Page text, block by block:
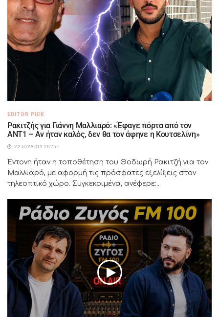
EDITOR PICK
Ρακιτζής για Γιάννη Μαλλιαρό: «Έφαγε πόρτα από τον
ΑΝΤ1 – Αν ήταν καλός, δεν θα τον άφηνε η Κουτσελίνη»
22 ΙΟΥΛΊΟΥ 2026
Έντονη ήταν η τοποθέτηση του Θοδωρή Ρακιτζή για τον
Μαλλιαρό, με αφορμή τις πρόσφατες εξελίξεις στον
τηλεοπτικό χώρο. Συγκεκριμένα, ανέφερε:...